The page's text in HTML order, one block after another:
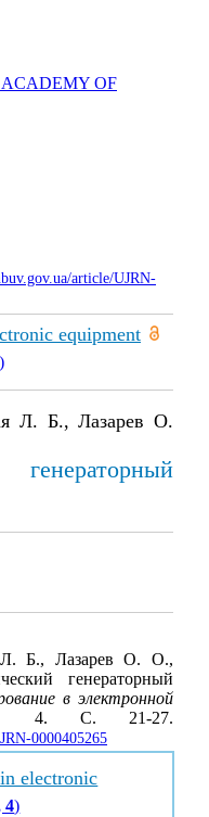
OF
article/UJRN-
equipment
)
Л. Б., Лазарев О.
генераторный
Б., Лазарев О. О.,
генераторный
в электронной
С. 21-27.
0000405265
electronic
4)